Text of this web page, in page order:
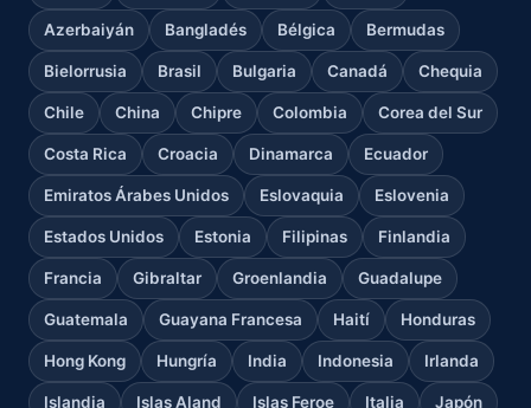
Azerbaiyán Bangladés Bélgica Bermudas
Bielorrusia Brasil Bulgaria Canadá Chequia
Chile China Chipre Colombia Corea del Sur
Costa Rica Croacia Dinamarca Ecuador
Emiratos Árabes Unidos Eslovaquia Eslovenia
Estados Unidos Estonia Filipinas Finlandia
Francia Gibraltar Groenlandia Guadalupe
Guatemala Guayana Francesa Haití Honduras
Hong Kong Hungría India Indonesia Irlanda
Islandia Islas Aland Islas Feroe Italia Japón